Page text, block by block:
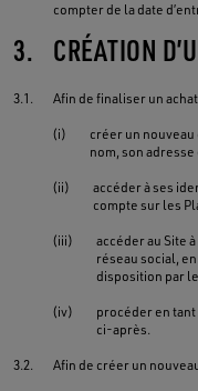
compter de la date
3. CRÉATION
3.1. Afin de finaliser un
(i)
créer un
nom, son
(ii)
accéder à ses
compte sur les
(iii)
accéder au Site
réseau social,
disposition par
(iv)
procéder en tant
ci-après.
3.2. Afin de créer un